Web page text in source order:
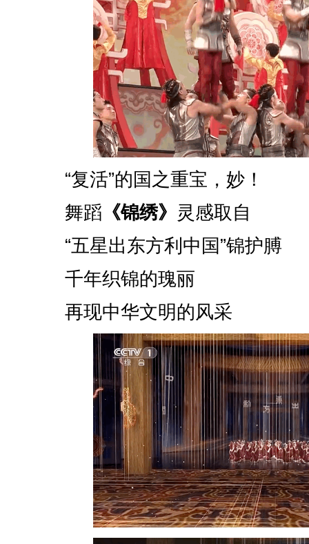
“复活”的国之重宝，妙！
舞蹈 《锦绣》 灵感取自
“五星出东方利中国”锦护膊
千年织锦的瑰丽
再现中华文明的风采